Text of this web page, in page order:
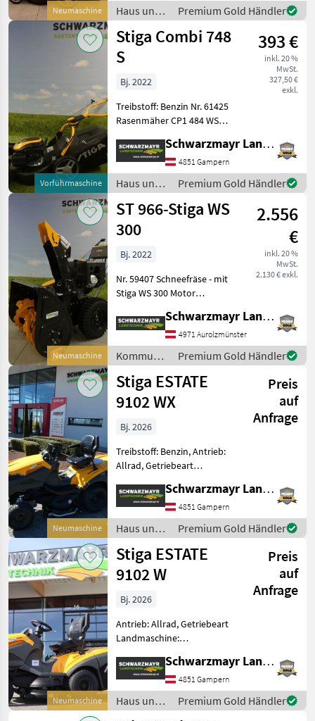
Neumaschine
mit 1, 5 kW Motor - mit ECO-
Modus - mit Fulcru
Haus und
Garten /
Stiga
Premium Gold Händler
Vorführmaschine
Stiga Combi 748
S
393 €
inkl. 20 %
MwSt.
327,50 €
exkl.
Bj. 2022
Treibstoff: Benzin Nr. 61425
Rasenmäher CP1 484 WSQ -
Autochoke Motor - mit
139ccm Hubraum - mit
46cm Schnittbreite - mit
verzinktem Stahl
Schwarzmayr Landtechnik GmbH - Gampern
4851 Gampern
Haus und
Garten /
Stiga
Premium Gold Händler
Neumaschine
ST 966-Stiga WS
300
2.556
€
inkl. 20 %
MwSt.
2.130 € exkl.
Bj. 2022
Nr. 59407 Schneefräse - mit
Stiga WS 300 Motor
302ccm Hubraum - mit 230
V E-Start - mit 66cm
Arbeitsbreite - mit 55cm
Einzugshöhe -
Schwarzmayr Landtechnik GmbH - Aurolzmünster
4971 Aurolzmünster
Kommunalgeräte
/ Stiga
Premium Gold Händler
Neumaschine
Stiga ESTATE
9102 WX
Preis
auf
Anfrage
Bj. 2026
Treibstoff: Benzin, Antrieb:
Allrad, Getriebeart
Hydrostatgetriebe,
Beleuchtung,
Tiefenführungsrollen,
Wasserschlauchanschluß
Nr. 71735 Rasentraktor - m
Schwarzmayr Landtechnik GmbH - Gampern
4851 Gampern
Haus und
Garten /
Stiga
Premium Gold Händler
Neumaschine
Stiga ESTATE
9102 W
Preis
auf
Anfrage
Bj. 2026
Antrieb: Allrad, Getriebeart
Landmaschine:
Rasentraktor - mit Honda
GXV 690 Motor - mit 688ccm
Hubraum - mit 2 Zylinder -
mit 8 Li
Schwarzmayr Landtechnik GmbH - Gampern
4851 Gampern
Haus und
Garten /
Premium Gold Händler